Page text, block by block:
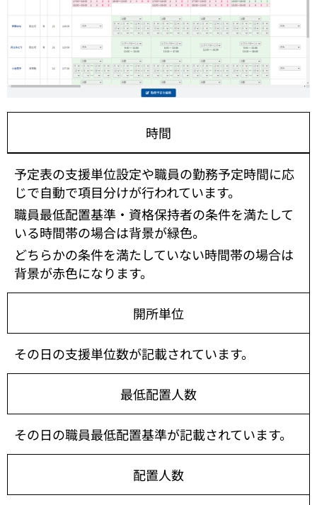
時間
予定表の支援単位設定や職員の勤務予定時間に応
じで自動で項目分けが行われています。
職員最低配置基準・資格保持者の条件を満たして
いる時間帯の場合は背景が緑色。
どちらかの条件を満たしていない時間帯の場合は
背景が赤色になります。
開所単位
その日の支援単位数が記載されています。
最低配置人数
その日の職員最低配置基準が記載されています。
配置人数